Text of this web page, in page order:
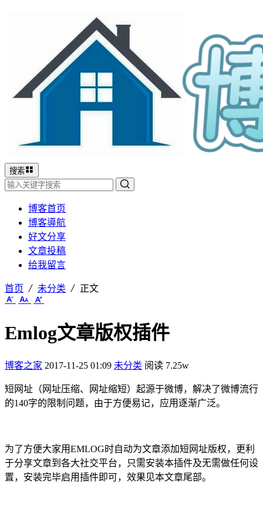
搜索
博客首页
博客導航
好文分享
文章投稿
给我留言
首页 未分类 正文
Emlog文章版权插件
博客之家 2017-11-25 01:09 未分类 阅读 7.25w
短网址（网址压缩、网址缩短）起源于微博，解决了微博流行
的140字的限制问题，由于方便易记，应用逐渐广泛。
为了方便大家用EMLOG时自动为文章添加短网址版权，更利
于分享文章到各大社交平台，只需安装本插件及无需做任何设
置，安装完毕启用插件即可，效果见本文章尾部。